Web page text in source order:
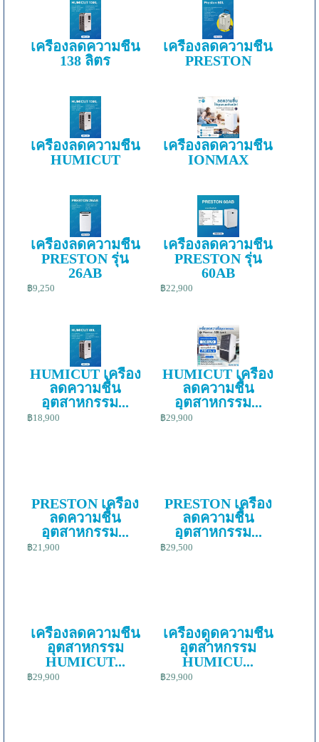
เครื่องลดความชื้น
138 ลิตร
เครื่องลดความชื้น
PRESTON
เครื่องลดความชื้น
HUMICUT
เครื่องลดความชื้น
IONMAX
เครื่องลดความชื้น
PRESTON รุ่น
26AB
฿9,250
เครื่องลดความชื้น
PRESTON รุ่น
60AB
฿22,900
HUMICUT เครื่อง
ลดความชื้น
อุตสาหกรรม...
฿18,900
HUMICUT เครื่อง
ลดความชื้น
อุตสาหกรรม...
฿29,900
PRESTON เครื่อง
ลดความชื้น
อุตสาหกรรม...
฿21,900
PRESTON เครื่อง
ลดความชื้น
อุตสาหกรรม...
฿29,500
เครื่องลดความชื้น
อุตสาหกรรม
HUMICUT...
฿29,900
เครื่องดูดความชื้น
อุตสาหกรรม
HUMICU...
฿29,900